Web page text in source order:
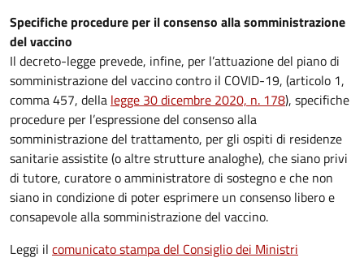
Specifiche procedure per il consenso alla somministrazione
del vaccino
Il decreto-legge prevede, infine, per l’attuazione del piano di
somministrazione del vaccino contro il COVID-19, (articolo 1,
comma 457, della legge 30 dicembre 2020, n. 178), specifiche
procedure per l’espressione del consenso alla
somministrazione del trattamento, per gli ospiti di residenze
sanitarie assistite (o altre strutture analoghe), che siano privi
di tutore, curatore o amministratore di sostegno e che non
siano in condizione di poter esprimere un consenso libero e
consapevole alla somministrazione del vaccino.
Leggi il comunicato stampa del Consiglio dei Ministri